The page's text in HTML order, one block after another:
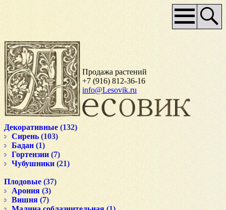
Продажа растений
+7 (916) 812-36-16
info@Lesovik.ru
Основное
меню
Декоративные (132)
Сирень (103)
Бадан (1)
Гортензии (7)
Чубушники (21)
Плодовые (37)
Арония (3)
Вишня (7)